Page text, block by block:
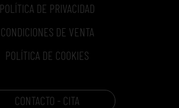
POLÍTICA DE PRIVACIDAD
CONDICIONES DE VENTA
POLÍTICA DE COOKIES
CONTACTO - CITA